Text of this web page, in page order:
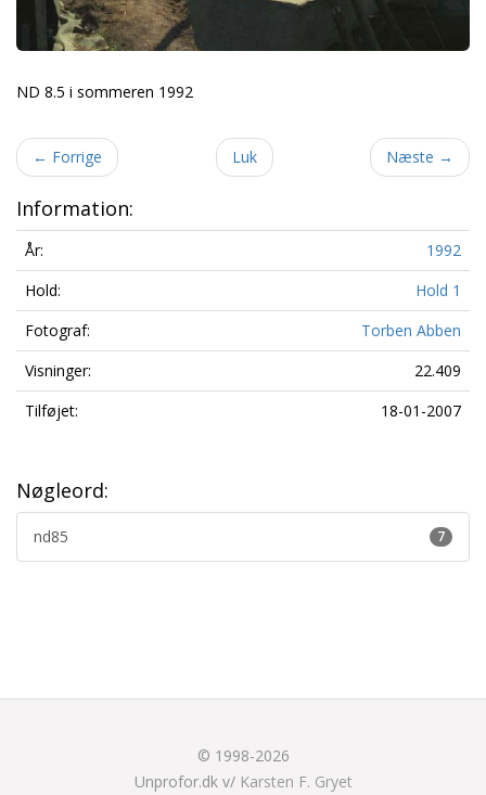
ND 8.5 i sommeren 1992
← Forrige Luk Næste →
Information:
År:
1992
Hold:
Hold 1
Fotograf:
Torben Abben
Visninger:
22.409
Tilføjet:
18-01-2007
Nøgleord:
7
nd85
© 1998-2026
Unprofor.dk v/ Karsten F. Gryet